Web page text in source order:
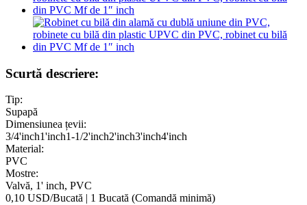
Scurtă descriere:
Tip:
Supapă
Dimensiunea țevii:
3/4'inch1'inch1-1/2'inch2'inch3'inch4'inch
Material:
PVC
Mostre:
Valvă, 1' inch, PVC
0,10 USD/Bucată | 1 Bucată (Comandă minimă)